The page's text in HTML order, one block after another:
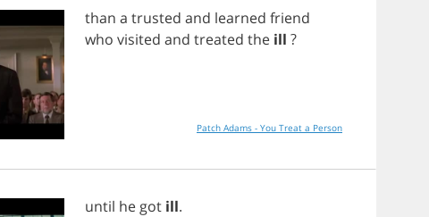
than a trusted and learned friend
who visited and treated the ill ?
Patch Adams - You Treat a Person
until he got ill.